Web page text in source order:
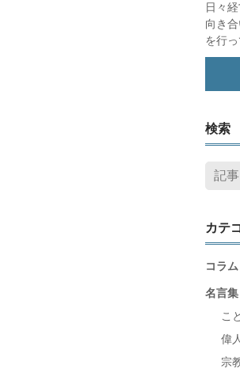
日々
向き
を行っ
検索
カテ
コラム
名言集
こ
偉
宗